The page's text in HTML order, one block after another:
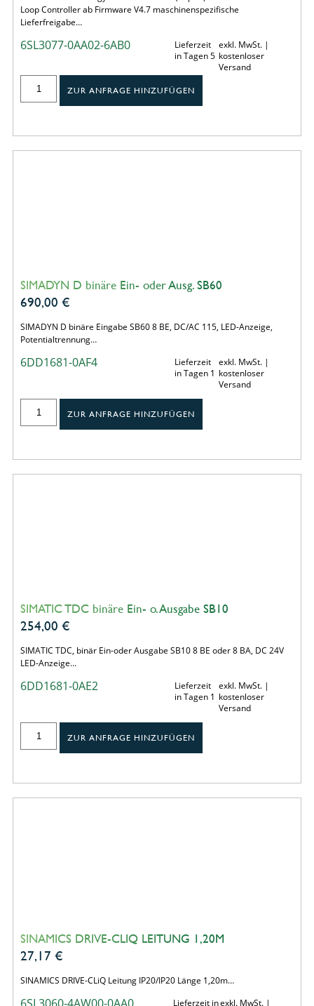
Loop Controller ab Firmware V4.7 maschinenspezifische
Lieferfreigabe…
6SL3077-0AA02-6AB0
Lieferzeit
in Tagen 5
exkl. MwSt. |
kostenloser
Versand
ZUR ANFRAGE HINZUFÜGEN
SIMADYN D binäre Ein- oder Ausg. SB60
690,00 €
SIMADYN D binäre Eingabe SB60 8 BE, DC/AC 115, LED-Anzeige,
Potentialtrennung…
6DD1681-0AF4
Lieferzeit
in Tagen 1
exkl. MwSt. |
kostenloser
Versand
ZUR ANFRAGE HINZUFÜGEN
SIMATIC TDC binäre Ein- o. Ausgabe SB10
254,00 €
SIMATIC TDC, binär Ein-oder Ausgabe SB10 8 BE oder 8 BA, DC 24V
LED-Anzeige…
6DD1681-0AE2
Lieferzeit
in Tagen 1
exkl. MwSt. |
kostenloser
Versand
ZUR ANFRAGE HINZUFÜGEN
SINAMICS DRIVE-CLIQ LEITUNG 1,20M
27,17 €
SINAMICS DRIVE-CLiQ Leitung IP20/IP20 Länge 1,20m…
Lieferzeit inexkl. MwSt. |